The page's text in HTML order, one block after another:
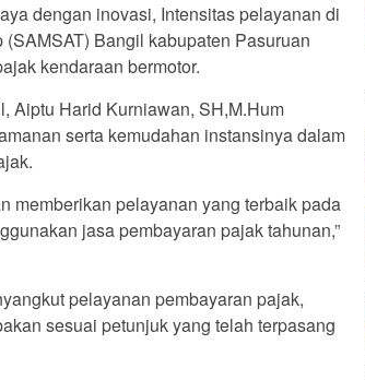
dengan inovasi, Intensitas pelayanan di
Bangil kabupaten Pasuruan
kendaraan bermotor.
Aiptu Harid Kurniawan, SH,M.Hum
serta kemudahan instansinya dalam
memberikan pelayanan yang terbaik pada
jasa pembayaran pajak tahunan,”
pelayanan pembayaran pajak,
sesuai petunjuk yang telah terpasang